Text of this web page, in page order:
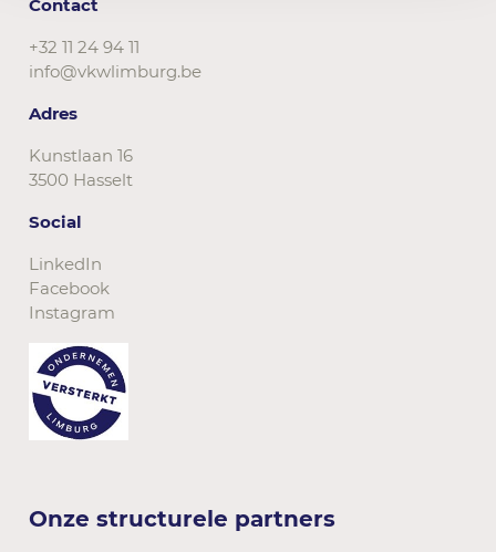
Contact
+32 11 24 94 11
info@vkwlimburg.be
Adres
Kunstlaan 16
3500 Hasselt
Social
LinkedIn
Facebook
Instagram
Onze structurele partners